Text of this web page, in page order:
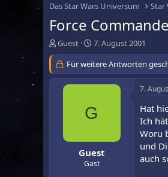
Das Star Wars Universum Star
Force
E
r
s
t
Guest
E
r
s
t
e
l
t
m
7. August 2001
Für weitere Antworten
G
Guest
Gast
7.
Hat
Ich
Woru
und
auch